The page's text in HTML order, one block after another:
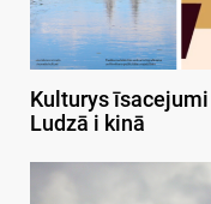
Kulturys
Ludzā i kinā